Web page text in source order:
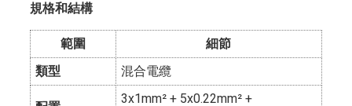
規格和結構
範圍
細節
類型
混合電纜
3x1mm² + 5x0.22mm² +